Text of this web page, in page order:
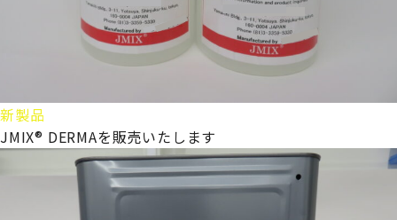
新製品
JMIX® DERMAを販売いたします